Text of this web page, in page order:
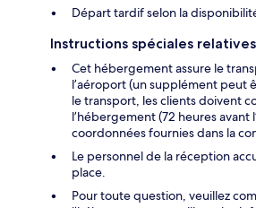
Départ tardif selon la
Instructions spéciales
Cet hébergement assure le
l’aéroport (un supplément peut
le transport, les clients doivent
l’hébergement (72 heures avant
coordonnées fournies dans la
Le personnel de la réception
place.
Pour toute question, veuillez